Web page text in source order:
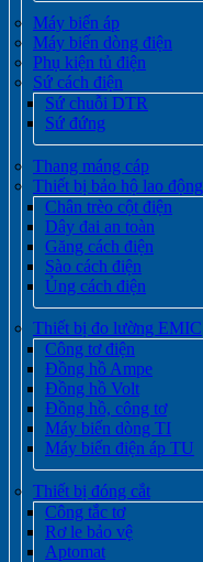
Máy biến áp
Máy biến dòng điện
Phụ kiện tủ điện
Sứ cách điện
Sứ chuỗi DTR
Sứ đứng
Thang máng cáp
Thiết bị bảo hộ lao động
Chân trèo cột điện
Dây đai an toàn
Găng cách điện
Sào cách điện
Ủng cách điện
Thiết bị đo lường EMIC
Công tơ điện
Đồng hồ Ampe
Đồng hồ Volt
Đồng hồ, công tơ
Máy biến dòng TI
Máy biến điện áp TU
Thiết bị đóng cắt
Công tắc tơ
Rơ le bảo vệ
Aptomat